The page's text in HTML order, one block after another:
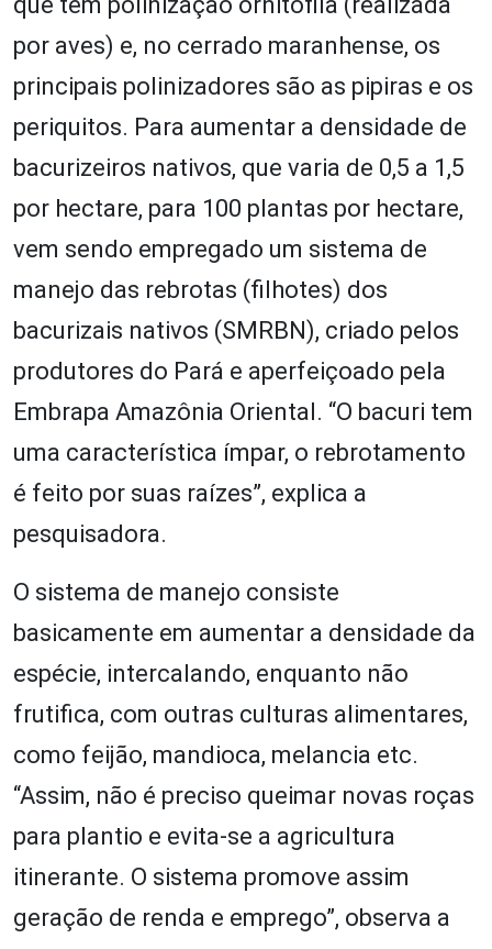
por aves) e, no cerrado maranhense, os
principais polinizadores são as pipiras e os
periquitos. Para aumentar a densidade de
bacurizeiros nativos, que varia de 0,5 a 1,5
por hectare, para 100 plantas por hectare,
vem sendo empregado um sistema de
manejo das rebrotas (filhotes) dos
bacurizais nativos (SMRBN), criado pelos
produtores do Pará e aperfeiçoado pela
Embrapa Amazônia Oriental. “O bacuri tem
uma característica ímpar, o rebrotamento
é feito por suas raízes”, explica a
pesquisadora.
O sistema de manejo consiste
basicamente em aumentar a densidade da
espécie, intercalando, enquanto não
frutifica, com outras culturas alimentares,
como feijão, mandioca, melancia etc.
“Assim, não é preciso queimar novas roças
para plantio e evita-se a agricultura
itinerante. O sistema promove assim
geração de renda e emprego”, observa a